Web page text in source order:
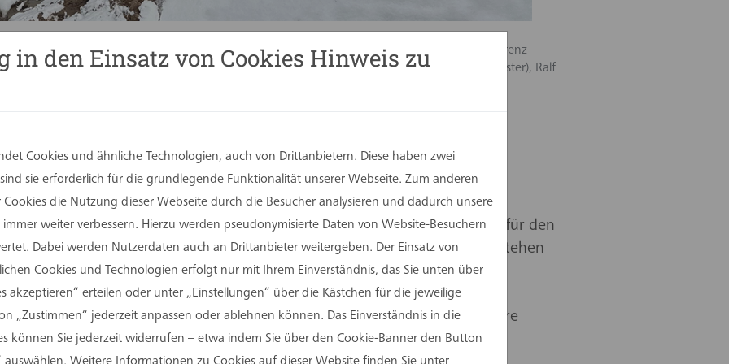
Andreas Heupel (Heupel GmbH), Dr. Christoph Holtwisch (Geschäftsführer StW Münster), Laurenz
StW Münster), Gundolf Ewers (Fachbereichsleitung Gebäudemanagement StW Münster), Ralf
Amt für Wohnungswesen und Quartiersentwicklung der Stadt Münster)
Gesellschafter der assmann gruppe, und dem
Heupel, setzte das Studierendenwerk Münster den ersten Spatenstich für den
Münster-Gievenbeck. Auf einem bislang wenig genutzten Parkplatz entstehen
Studierenden Platz bieten werden. Die Fläche gehört bereits dem
Standort für dringend benötigte zusätzliche Wohnplätze identifiziert.
in Münster rar, weshalb das Studierendenwerk gezielt nachverdichtbare
den Einsatz von Cookies Hinweis zu
Cookies und ähnliche Technologien, auch von Drittanbietern. Diese haben zwei
sie erforderlich für die grundlegende Funktionalität unserer Webseite. Zum anderen
die Nutzung dieser Webseite durch die Besucher analysieren und dadurch unsere
weiter verbessern. Hierzu werden pseudonymisierte Daten von Website-Besuchern
Dabei werden Nutzerdaten auch an Drittanbieter weitergeben. Der Einsatz von
Cookies und Technologien erfolgt nur mit Ihrem Einverständnis, das Sie unten über
akzeptieren“ erteilen oder unter „Einstellungen“ über die Kästchen für die jeweilige
„Zustimmen“ jederzeit anpassen oder ablehnen können. Das Einverständnis in die
können Sie jederzeit widerrufen – etwa indem Sie über den Cookie-Banner den Button